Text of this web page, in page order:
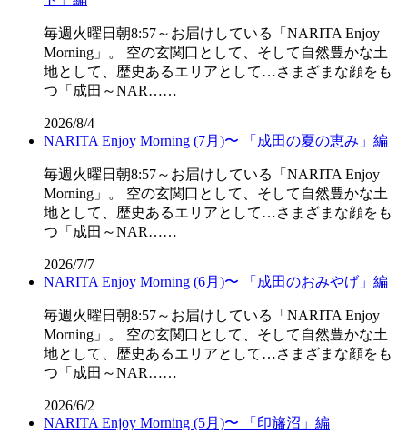
毎週火曜日朝8:57～お届けしている「NARITA Enjoy
Morning」。 空の玄関口として、そして自然豊かな土
地として、歴史あるエリアとして…さまざまな顔をも
つ「成田～NAR……
2026/8/4
NARITA Enjoy Morning (7月)〜 「成田の夏の恵み」編
毎週火曜日朝8:57～お届けしている「NARITA Enjoy
Morning」。 空の玄関口として、そして自然豊かな土
地として、歴史あるエリアとして…さまざまな顔をも
つ「成田～NAR……
2026/7/7
NARITA Enjoy Morning (6月)〜 「成田のおみやげ」編
毎週火曜日朝8:57～お届けしている「NARITA Enjoy
Morning」。 空の玄関口として、そして自然豊かな土
地として、歴史あるエリアとして…さまざまな顔をも
つ「成田～NAR……
2026/6/2
NARITA Enjoy Morning (5月)〜 「印旛沼」編